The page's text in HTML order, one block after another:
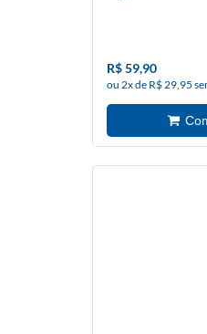
R$ 59,90
ou 2x de R$ 29,95